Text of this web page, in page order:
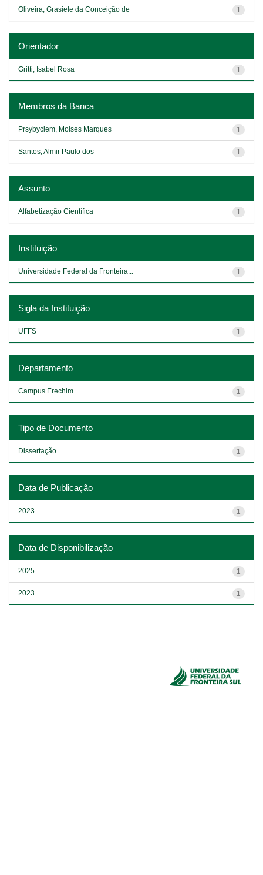
1
Oliveira, Grasiele da Conceição de
Orientador
1
Gritti, Isabel Rosa
Membros da Banca
1
Prsybyciem, Moises Marques
1
Santos, Almir Paulo dos
Assunto
1
Alfabetização Científica
Instituição
1
Universidade Federal da Fronteira...
Sigla da Instituição
1
UFFS
Departamento
1
Campus Erechim
Tipo de Documento
1
Dissertação
Data de Publicação
1
2023
Data de Disponibilização
1
2025
1
2023